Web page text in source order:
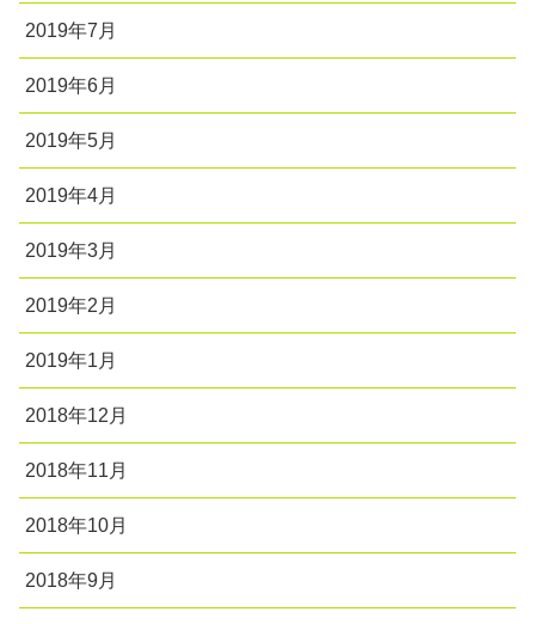
2019年7月
2019年6月
2019年5月
2019年4月
2019年3月
2019年2月
2019年1月
2018年12月
2018年11月
2018年10月
2018年9月